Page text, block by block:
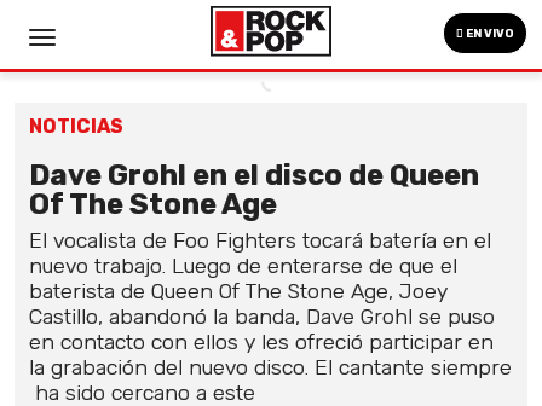
EN VIVO
NOTICIAS
Dave Grohl en el disco de Queen
Of The Stone Age
El vocalista de Foo Fighters tocará batería en el
nuevo trabajo. Luego de enterarse de que el
baterista de Queen Of The Stone Age, Joey
Castillo, abandonó la banda, Dave Grohl se puso
en contacto con ellos y les ofreció participar en
la grabación del nuevo disco. El cantante siempre
ha sido cercano a este